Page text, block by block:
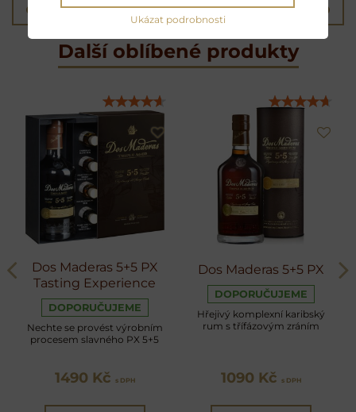
Předchozí produkt Následující produkt
Další oblíbené produkty
Dos Maderas 5+5 PX
Tasting Experience
DOPORUČUJEME
Nechte se provést výrobním
procesem slavného PX 5+5
1490 Kč s DPH
Dos Maderas 5+5 PX
DOPORUČUJEME
Hřejivý komplexní karibský
rum s třífázovým zráním
1090 Kč s DPH
Ukázat podrobnosti